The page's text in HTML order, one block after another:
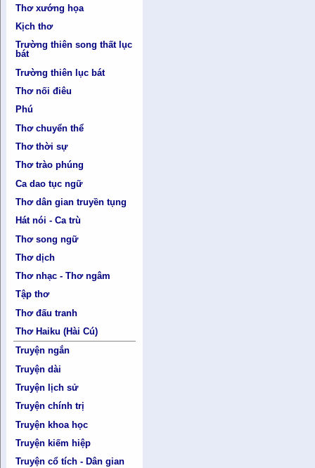
Thơ xướng họa
Kịch thơ
Trường thiên song thất lục
bát
Trường thiên lục bát
Thơ nối điêu
Phú
Thơ chuyển thể
Thơ thời sự
Thơ trào phúng
Ca dao tục ngữ
Thơ dân gian truyền tụng
Hát nói - Ca trù
Thơ song ngữ
Thơ dịch
Thơ nhạc - Thơ ngâm
Tập thơ
Thơ đấu tranh
Thơ Haiku (Hài Cú)
Truyện ngắn
Truyện dài
Truyện lịch sử
Truyện chính trị
Truyện khoa học
Truyện kiếm hiệp
Truyện cổ tích - Dân gian